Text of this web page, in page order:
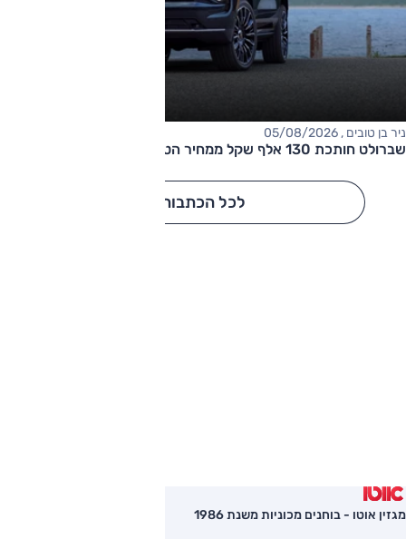
ניר בן טובים , 05/08/2026
שברולט חותכת 130 אלף שקל ממחיר הטאהו
לכל הכתבות
מגזין אוטו - בוחנים מכוניות משנת 1986